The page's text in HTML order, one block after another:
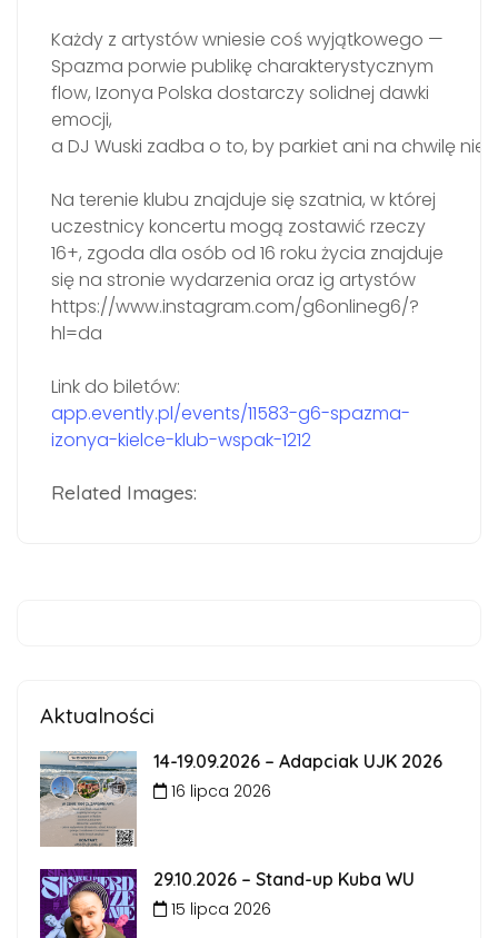
Każdy z artystów wniesie coś wyjątkowego —
Spazma porwie publikę charakterystycznym
flow, Izonya Polska dostarczy solidnej dawki
emocji,
a DJ Wuski zadba o to, by parkiet ani na chwilę nie
Na terenie klubu znajduje się szatnia, w której
uczestnicy koncertu mogą zostawić rzeczy
16+, zgoda dla osób od 16 roku życia znajduje
się na stronie wydarzenia oraz ig artystów
https://www.instagram.com/g6onlineg6/?
hl=da
Link do biletów:
app.evently.pl/events/11583-g6-spazma-
izonya-kielce-klub-wspak-1212
Related Images:
Aktualności
14-19.09.2026 – Adapciak UJK 2026
16 lipca 2026
29.10.2026 – Stand-up Kuba WU
15 lipca 2026